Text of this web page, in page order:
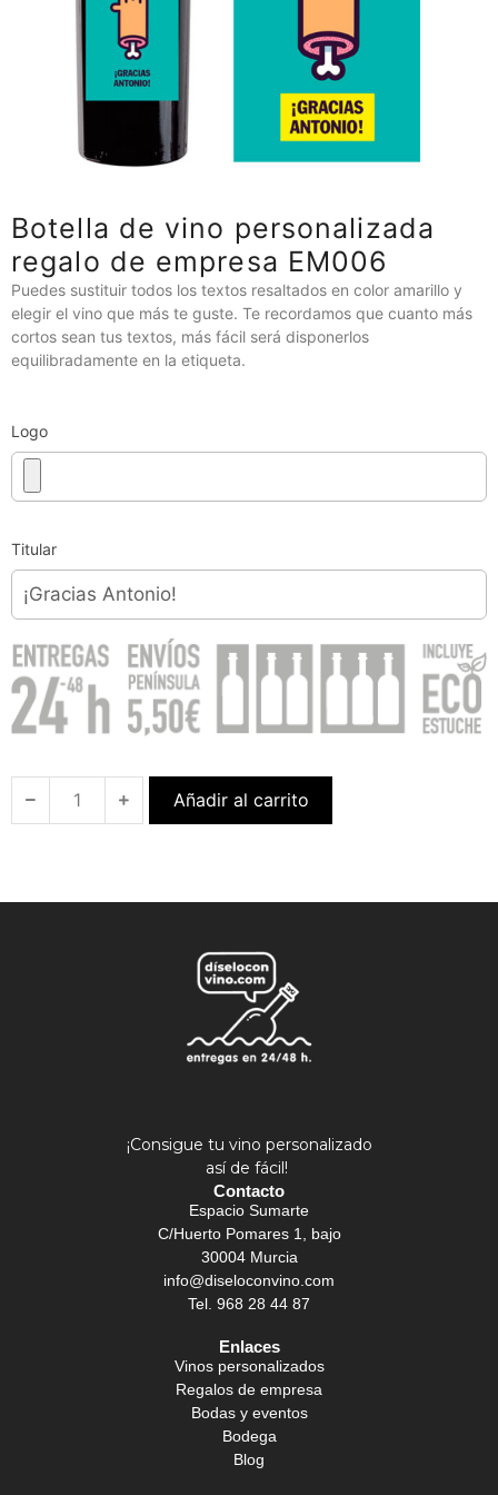
Botella de vino personalizada
regalo de empresa EM006
Puedes sustituir todos los textos resaltados en color amarillo y
elegir el vino que más te guste. Te recordamos que cuanto más
cortos sean tus textos, más fácil será disponerlos
equilibradamente en la etiqueta.
Logo
Titular
Añadir al carrito
¡Consigue tu vino personalizado
así de fácil!
Contacto
Espacio Sumarte
C/Huerto Pomares 1, bajo
30004 Murcia
info@diseloconvino.com
Tel. 968 28 44 87
Enlaces
Vinos personalizados
Regalos de empresa
Bodas y eventos
Bodega
Blog